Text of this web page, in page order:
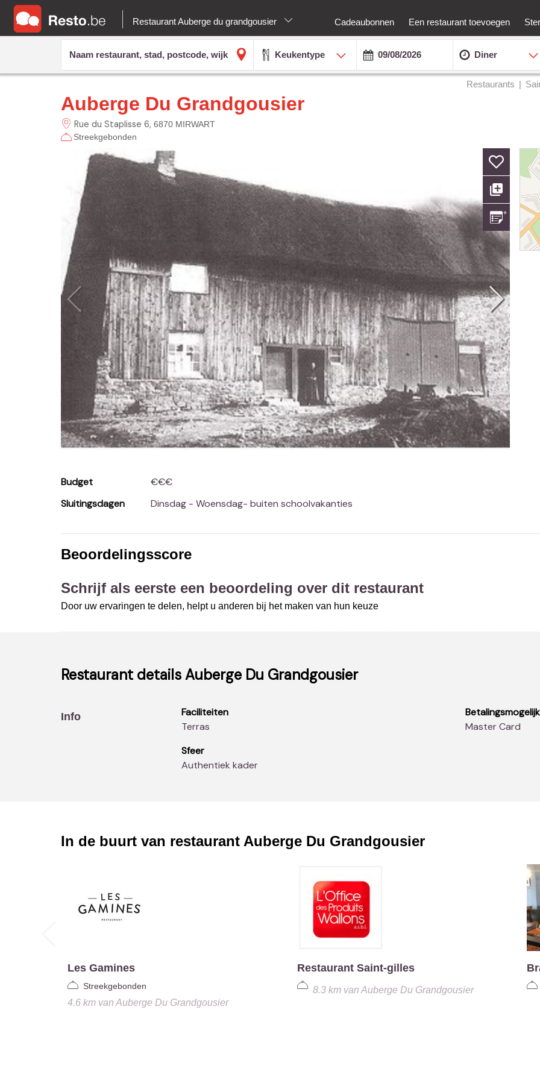
Restaurant Auberge du grandgousier Cadeaubonnen Een restaurant toevoegen
Keukentype Diner
Restaurants
Auberge Du Grandgousier
Rue du Staplisse 6 6870 MIRWART
Streekgebonden
Budget
€€€
Sluitingsdagen
Dinsdag - Woensdag- buiten schoolvakanties
Beoordelingsscore
Schrijf als eerste een beoordeling over dit restaurant
Door uw ervaringen te delen, helpt u anderen bij het maken van hun keuze
Restaurant detailsAuberge Du Grandgousier
Info
Faciliteiten
Terras
Sfeer
Authentiek kader
Master Card
In de buurt van restaurant Auberge Du Grandgousier
Les Gamines
Streekgebonden
4.6 kmvan Auberge Du Grandgousier
Restaurant Saint-gilles
8.3 kmvan Auberge Du Grandgousier